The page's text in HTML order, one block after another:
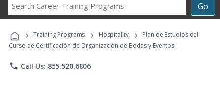
Go
Career
Programs
› Training Programs › Hospitality ›
Plan de Estudios del
Curso de Certificación de Organización de Bodas y Eventos
phone Call Us: 855.520.6806